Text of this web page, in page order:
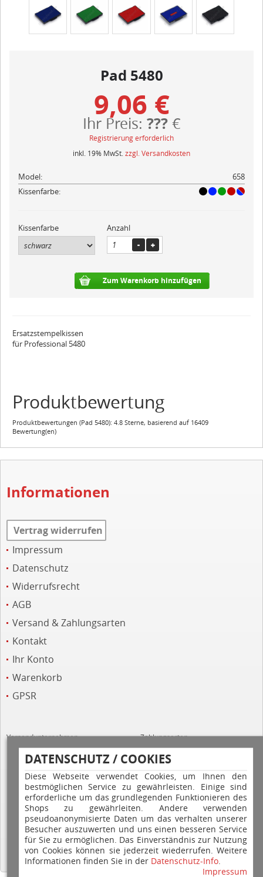
DATENSCHUTZ / COOKIES
Diese Webseite verwendet Cookies, um Ihnen den
bestmöglichen Service zu gewährleisten. Einige sind
erforderliche um das grundlegenden Funktionieren des
Shops zu gewährleiten. Andere verwenden
pseudoanonymisierte Daten um das verhalten unserer
Besucher auszuwerten und uns einen besseren Service
für Sie zu ermöglichen. Das Einverständnis zur Nutzung
von Cookies können sie jederzeit wiederrufen. Weitere
Informationen finden Sie in der Datenschutz-Info.
Impressum
Pad 5480
9,06 €
Ihr Preis: ???€
Registrierung erforderlich
inkl. 19% MwSt. zzgl. Versandkosten
Model:
658
Kissenfarbe:
Kissenfarbe Anzahl
Zum Warenkorb hinzufügen
Ersatzstempelkissen
für Professional 5480
Produktbewertung
Produktbewertungen (Pad 5480): 4.8 Sterne, basierend auf 16409
Bewertung(en)
Informationen
Vertrag widerrufen
Impressum
Datenschutz
Widerrufsrecht
AGB
Versand & Zahlungsarten
Kontakt
Ihr Konto
Warenkorb
GPSR
Versandunternehmen Zahlungsarten
Hilfe